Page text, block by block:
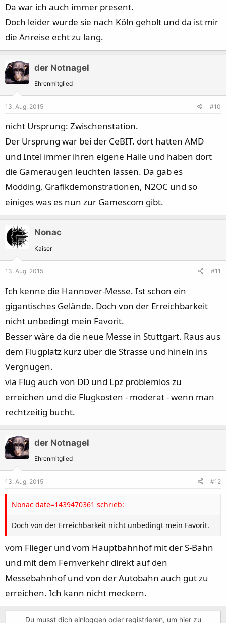
Da war ich auch immer present.
Doch leider wurde sie nach Köln geholt und da ist mir
die Anreise echt zu lang.
der Notnagel
Ehrenmitglied
13. Aug. 2015 #10
nicht Ursprung: Zwischenstation.
Der Ursprung war bei der CeBIT. dort hatten AMD
und Intel immer ihren eigene Halle und haben dort
die Gameraugen leuchten lassen. Da gab es
Modding, Grafikdemonstrationen, N2OC und so
einiges was es nun zur Gamescom gibt.
Nonac
Kaiser
13. Aug. 2015 #11
Ich kenne die Hannover-Messe. Ist schon ein
gigantisches Gelände. Doch von der Erreichbarkeit
nicht unbedingt mein Favorit.
Besser wäre da die neue Messe in Stuttgart. Raus aus
dem Flugplatz kurz über die Strasse und hinein ins
Vergnügen.
via Flug auch von DD und Lpz problemlos zu
erreichen und die Flugkosten - moderat - wenn man
rechtzeitig bucht.
der Notnagel
Ehrenmitglied
13. Aug. 2015 #12
Nonac date=1439470361 schrieb:
Doch von der Erreichbarkeit nicht unbedingt mein Favorit.
vom Flieger und vom Hauptbahnhof mit der S-Bahn
und mit dem Fernverkehr direkt auf den
Messebahnhof und von der Autobahn auch gut zu
erreichen. Ich kann nicht meckern.
Du musst dich einloggen oder registrieren, um hier zu